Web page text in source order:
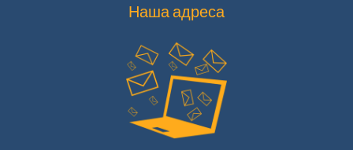
Наша адреса